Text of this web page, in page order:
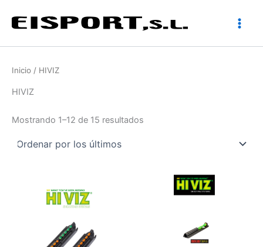
Inicio / HIVIZ
HIVIZ
Mostrando 1–12 de 15 resultados